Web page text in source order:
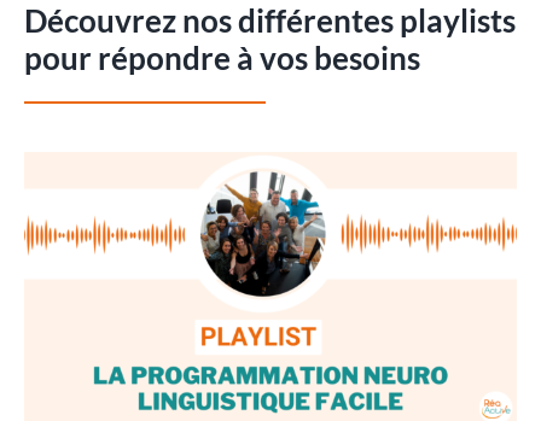
Découvrez nos différentes playlists
pour répondre à vos besoins